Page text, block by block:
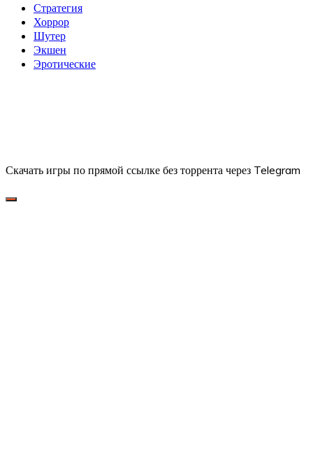
Стратегия
Хоррор
Шутер
Экшен
Эротические
Скачать игры по прямой ссылке без торрента через Telegram